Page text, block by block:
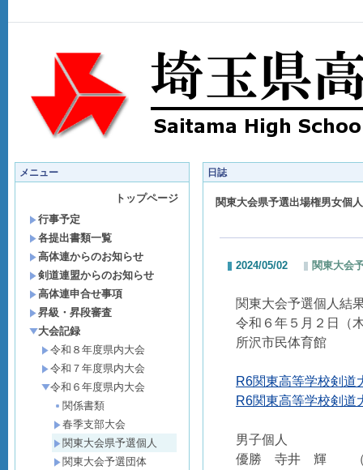
メニュー
トップページ
行事予定
各提出書類一覧
高体連からのお知らせ
剣道連盟からのお知らせ
高体連申合せ事項
昇級・昇段審査
大会記録
令和８年度県内大会
令和７年度県内大会
令和６年度県内大会
関係書類
春季支部大会
関東大会県予選個人
関東大会予選団体
日誌
関東大会県予選出場権男女個人
2024/05/02 関東大会
関東大会予選個人結
令和６年５月２日（
所沢市民体育館
R6関東高等学校剣道
R6関東高等学校剣道
男子個人
優勝 寺井 輝